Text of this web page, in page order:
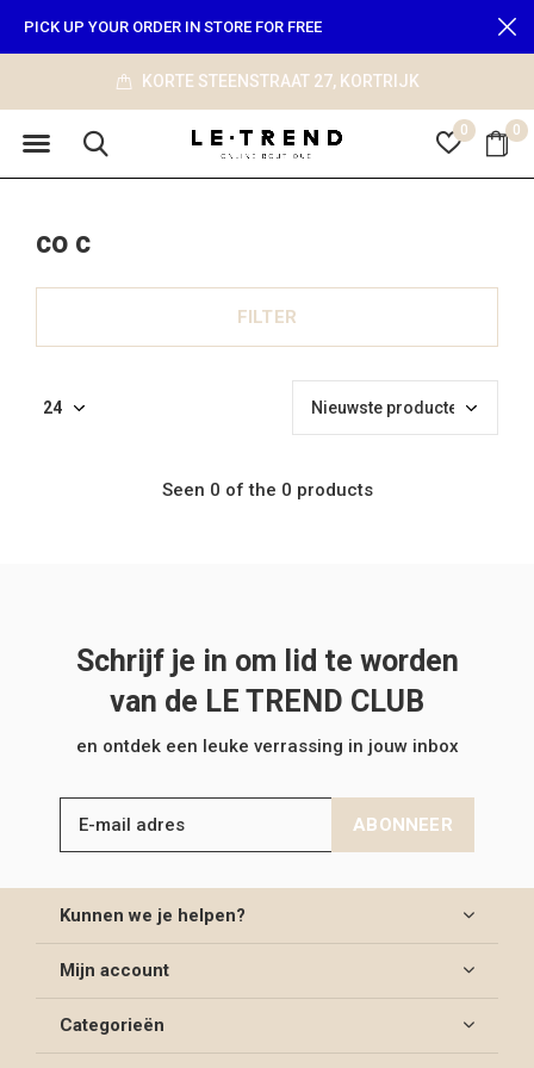
0 0
KORTE STEENSTRAAT 27, KORTRIJK
PICK UP YOUR ORDER IN STORE FOR FREE
co c
FILTER
Seen 0 of the 0 products
Schrijf je in om lid te worden
van de LE TREND CLUB
en ontdek een leuke verrassing in jouw inbox
ABONNEER
Kunnen we je helpen?
Mijn account
Categorieën